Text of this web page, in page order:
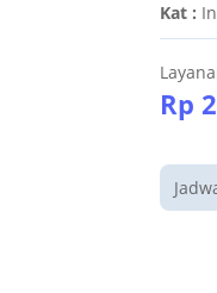
Kat :
Rp